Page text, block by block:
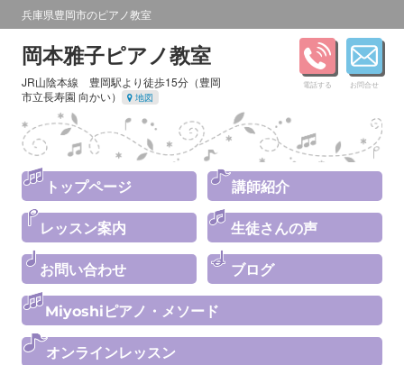
兵庫県豊岡市のピアノ教室
岡本雅子ピアノ教室
JR山陰本線 豊岡駅より徒歩15分（豊岡
市立長寿園 向かい）
地図
電話する お問合せ
トップページ 講師紹介
レッスン案内 生徒さんの声
お問い合わせ ブログ
Miyoshiピアノ・メソード
オンラインレッスン